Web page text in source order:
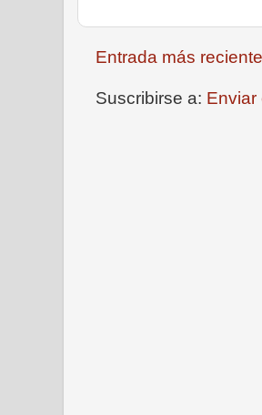
Entrada más reciente
Suscribirse a: Enviar